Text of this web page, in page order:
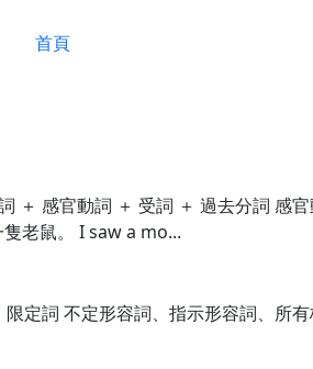
首頁
＋ 感官動詞 ＋ 受詞 ＋ 過去分詞 感
老鼠。 I saw a mo...
定詞 不定形容詞、指示形容詞、所